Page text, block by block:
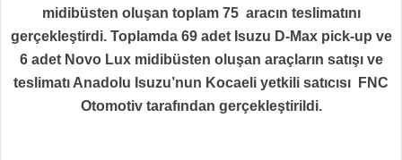
midibüsten oluşan toplam 75 aracın teslimatını
gerçekleştirdi. Toplamda 69 adet Isuzu D-Max pick-up ve
6 adet Novo Lux midibüsten oluşan araçların satışı ve
teslimatı Anadolu Isuzu’nun Kocaeli yetkili satıcısı FNC
Otomotiv tarafından gerçekleştirildi.